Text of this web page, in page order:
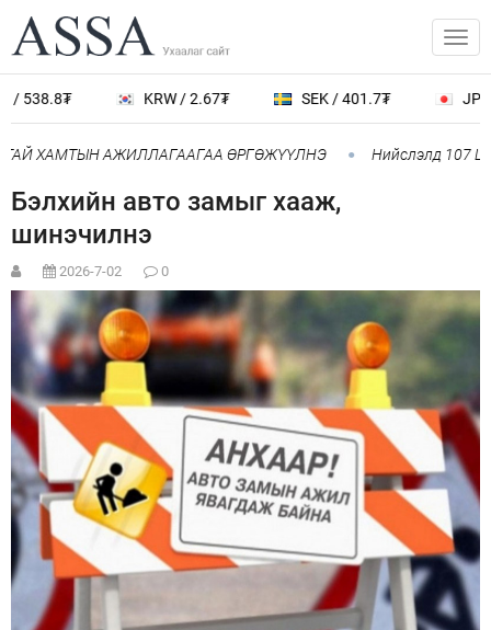
/ 538.8₮ KRW / 2.67₮ SEK / 401.7₮ JPY /
ХАМТЫН АЖИЛЛАГААГАА ӨРГӨЖҮҮЛНЭ Нийслэлд 107
Бэлхийн авто замыг хааж,
шинэчилнэ
2026-7-02 0